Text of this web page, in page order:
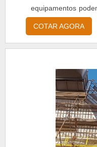
equipamentos
reformas,
montagem de
destacar o
despontam no
COTAR AGORA